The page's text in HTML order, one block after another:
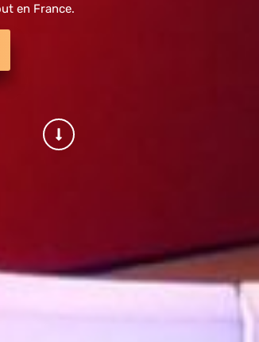
en France.